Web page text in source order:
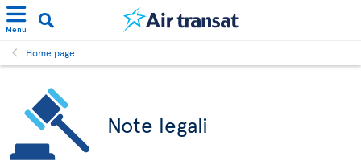
Menu
Home page
Note legali